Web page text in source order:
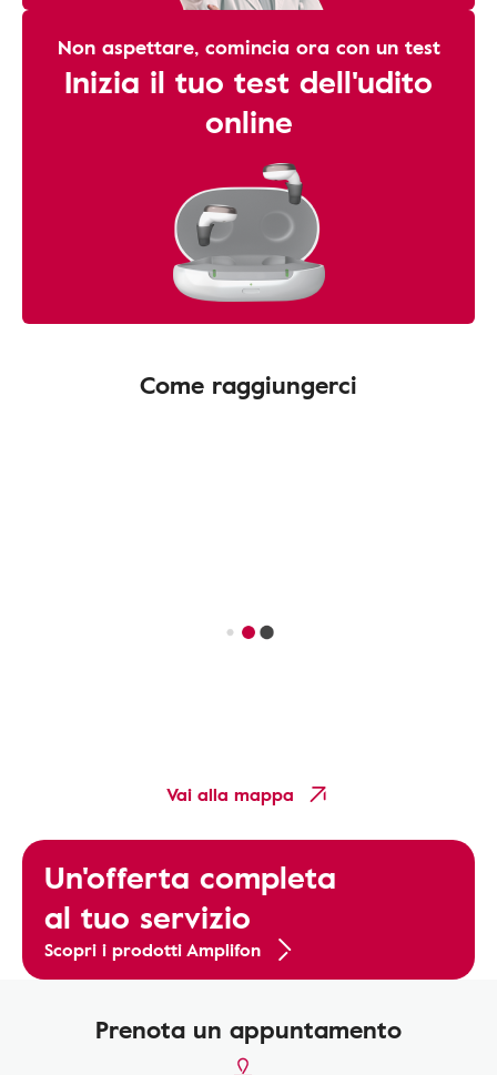
Non aspettare, comincia ora con un test
Inizia il tuo test dell'udito
online
Come raggiungerci
Vai alla mappa
Un'offerta completa
al tuo servizio
Scopri i prodotti Amplifon
Prenota un appuntamento